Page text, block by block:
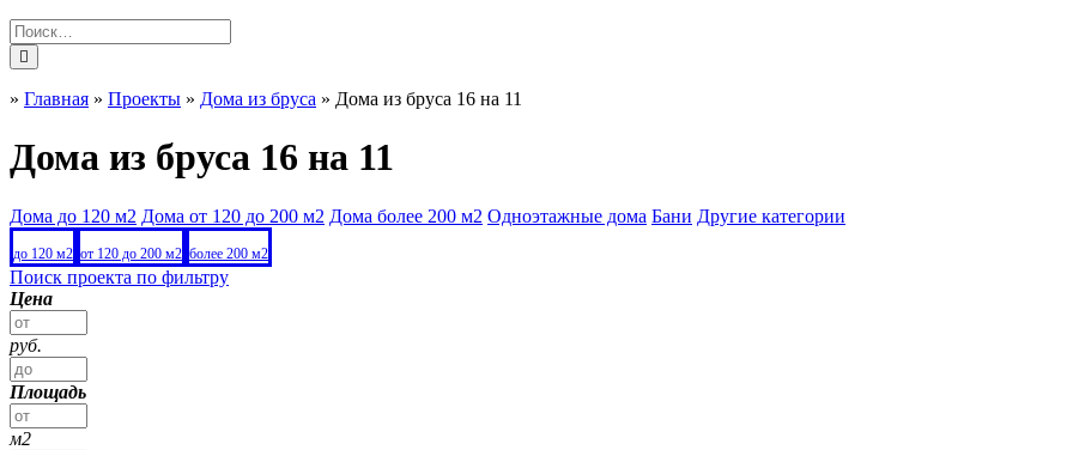
» Главная » Проекты » Дома из бруса » Дома из бруса 16 на 11
Дома из бруса 16 на 11
Дома до 120 м2 Дома от 120 до 200 м2 Дома более 200 м2 Одноэтажные дома Бани Другие категории
до 120 м2 от 120 до 200 м2 более 200 м2
Поиск проекта по фильтру
Цена
руб.
Площадь
м2